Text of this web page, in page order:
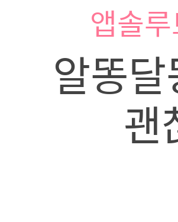
앱솔
알똥
괜